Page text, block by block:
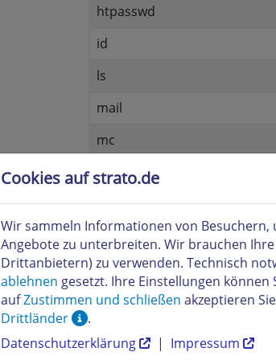
htpasswd
id
ls
mail
mc
mcview
mkdir
more
mysql
Cookies auf strato.de
Wir sammeln Informationen von
Angebote zu unterbreiten. Wir brauchen
Drittanbietern) zu verwenden. Technisch
ablehnen gesetzt. Ihre Einstellungen können
aufZustimmen und schließen akzeptieren
Drittländer
.
Datenschutzerklärung
| Impressum